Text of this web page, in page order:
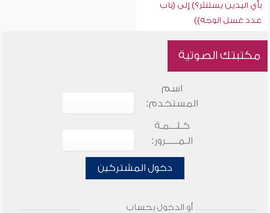
بأي اليدين يستنثر؟) إلى (باب
عدد غسل الوجه))
مكتبتك الصوتية
اسم
المستخدم:
كـلـــمـة
الـمـــــرور:
دخول المشتركين
أو الدخول بحساب